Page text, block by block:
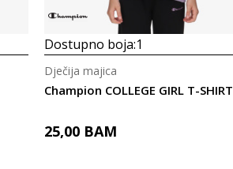
Dostupno boja:1
Champion COLLEGE GIRL T-SHIRT
Dječija majica
25,00 BAM